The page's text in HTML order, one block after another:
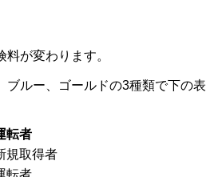
が変わります。
ブルー、ゴールドの3種類で下の表
転者
規取得者
転者